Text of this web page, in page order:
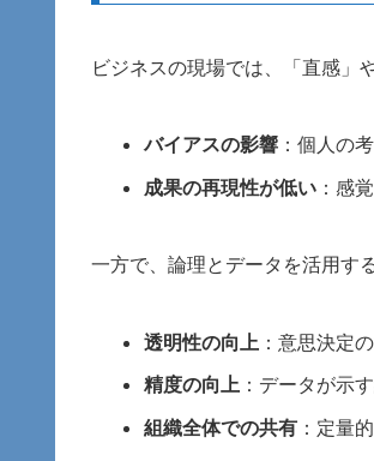
ビジネスの現場では、「直感」
バイアスの影響：個人の
成果の再現性が低い：感
一方で、論理とデータを活用す
透明性の向上 ：意思決定
精度の向上：データが示
組織全体での共有：定量